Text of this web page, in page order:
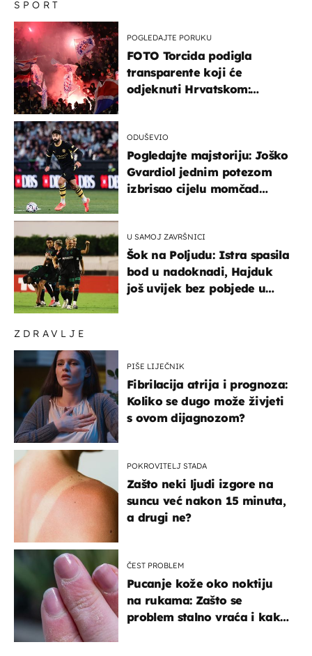
ZDRAVLJE
PIŠE LIJEČNIK
Fibrilacija atrija i prognoza:
Koliko se dugo može živjeti
s ovom dijagnozom?
POKROVITELJ STADA
Zašto neki ljudi izgore na
suncu već nakon 15 minuta,
a drugi ne?
ČEST PROBLEM
Pucanje kože oko noktiju
na rukama: Zašto se
problem stalno vraća i kako
SPORT
POGLEDAJTE PORUKU
FOTO Torcida podigla
transparente koji će
odjeknuti Hrvatskom:
ODUŠEVIO
Pogledajte majstoriju: Joško
Gvardiol jednim potezom
izbrisao cijelu momčad
U SAMOJ ZAVRŠNICI
Šok na Poljudu: Istra spasila
bod u nadoknadi, Hajduk
još uvijek bez pobjede u